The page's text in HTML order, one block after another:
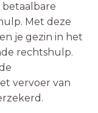
betaalbare
Met deze
je gezin in het
rechtshulp.
vervoer van